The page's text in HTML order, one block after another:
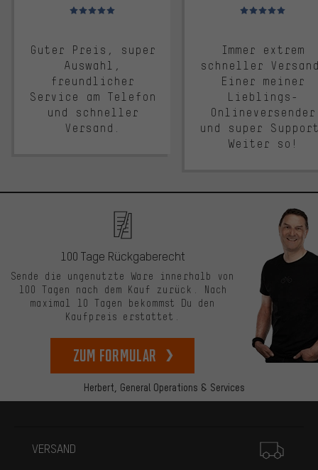
Bewertungen: 5 von 5
Guter Preis, super
Auswahl,
freundlicher
Service am Telefon
und schneller
Versand.
Bewertungen: 5 von 5
Immer extrem
schneller
Einer meiner
Lieblings-
Onlineversender
und super
Weiter so!
Herbert, General Operations & Services
100 Tage Rückgaberecht
Sende die ungenutzte Ware innerhalb von
100 Tagen nach dem Kauf zurück. Nach
maximal 10 Tagen bekommst Du den
Kaufpreis erstattet.
zum Formular
VERSAND